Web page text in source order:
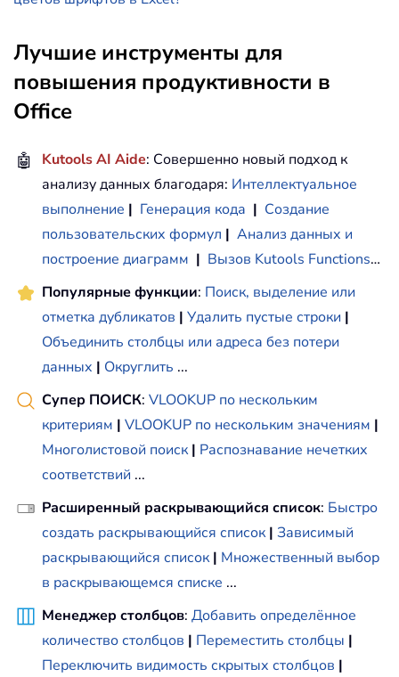
Лучшие инструменты для
повышения продуктивности в
Office
🤖 Kutools AI Aide: Совершенно новый подход к
анализу данных благодаря: Интеллектуальное
выполнение | Генерация кода | Создание
пользовательских формул | Анализ данных и
построение диаграмм | Вызов Kutools Functions…
Популярные функции: Поиск, выделение или
отметка дубликатов | Удалить пустые строки |
Объединить столбцы или адреса без потери
данных | Округлить ...
Супер ПОИСК: VLOOKUP по нескольким
критериям | VLOOKUP по нескольким значениям |
Многолистовой поиск | Распознавание нечетких
соответствий ...
Расширенный раскрывающийся список: Быстро
создать раскрывающийся список | Зависимый
раскрывающийся список | Множественный выбор
в раскрывающемся списке ...
Менеджер столбцов: Добавить определённое
количество столбцов | Переместить столбцы |
Переключить видимость скрытых столбцов |